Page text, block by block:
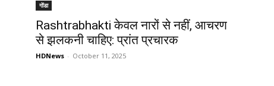
गोंडा
Rashtrabhakti केवल नारों से नहीं, आचरण
से झलकनी चाहिए: प्रांत प्रचारक
HDNews - October 11, 2025